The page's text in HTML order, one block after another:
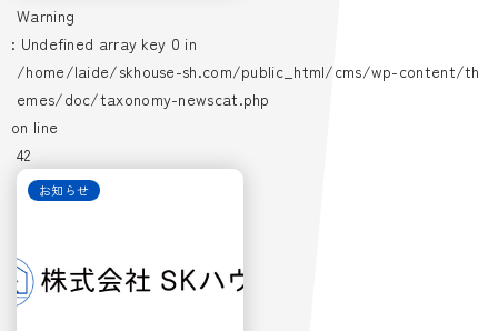
Warning
: Undefined array key 0 in
/home/laide/skhouse-sh.com/public_html/cms/wp-content/th
emes/doc/taxonomy-newscat.php
on line
42
お知らせ